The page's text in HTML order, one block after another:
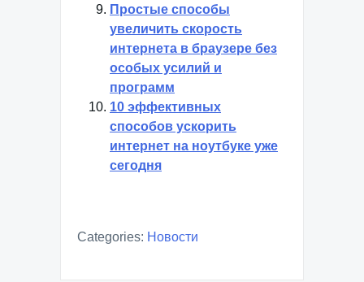
Простые способы
увеличить скорость
интернета в браузере без
особых усилий и
программ
10 эффективных
способов ускорить
интернет на ноутбуке уже
сегодня
Categories: Новости